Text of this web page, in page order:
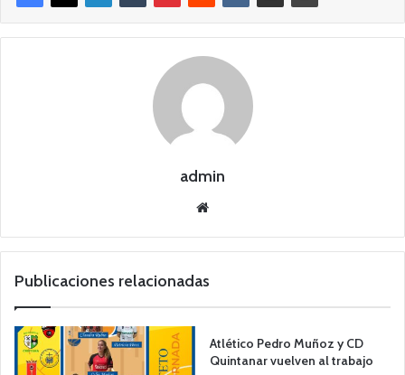
admin
we
Publicaciones relacionadas
Atlético Pedro Muñoz y CD
Quintanar vuelven al trabajo